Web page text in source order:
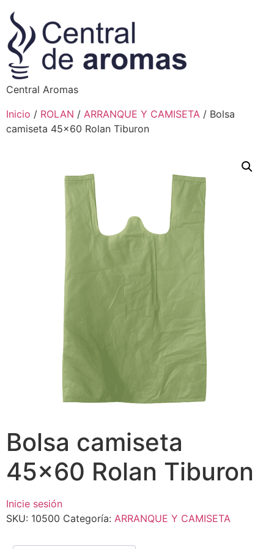
Central Aromas
Inicio / ROLAN / ARRANQUE Y CAMISETA / Bolsa
camiseta 45×60 Rolan Tiburon
Bolsa camiseta
45×60 Rolan Tiburon
Inicie sesión
SKU: 10500 Categoría: ARRANQUE Y CAMISETA